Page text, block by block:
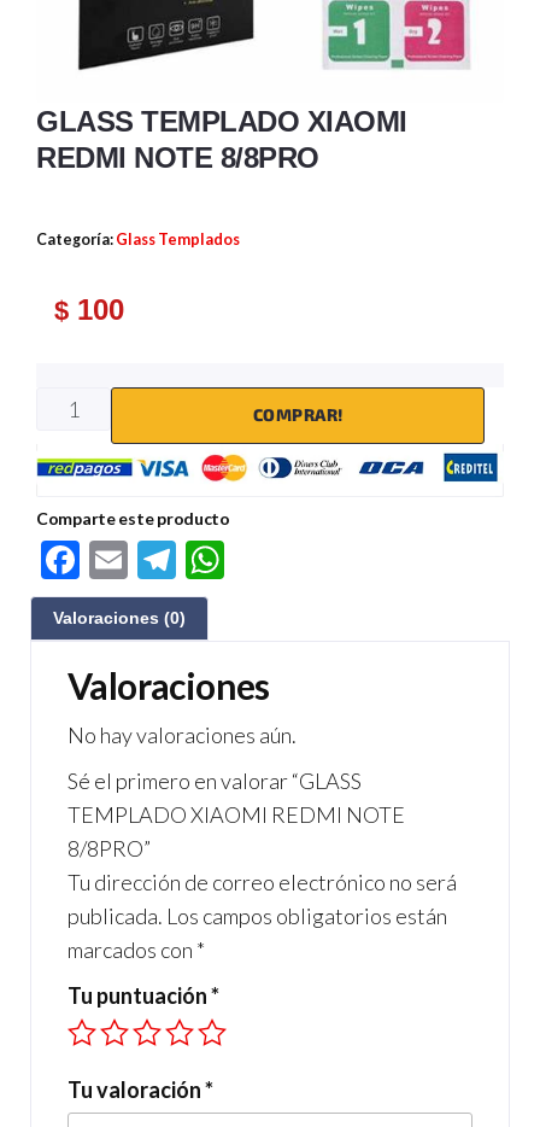
GLASS TEMPLADO XIAOMI
REDMI NOTE 8/8PRO
Categoría: Glass Templados
$ 100
COMPRAR!
Comparte este producto
F
ac
e
b
o
o
k
E
m
ail
Te
le
gr
a
m
s
A
p
p
Valoraciones (0)
Valoraciones
No hay valoraciones aún.
Sé el primero en valorar “GLASS
TEMPLADO XIAOMI REDMI NOTE
8/8PRO”
Tu dirección de correo electrónico no será
publicada. Los campos obligatorios están
marcados con *
Tu puntuación*
Tu valoración*